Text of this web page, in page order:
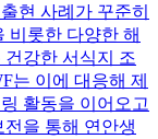
현 사례가 꾸준히
비롯한 다양한 해
강한 서식지 조
는 이에 대응해 제
활동을 이어오고
을 통해 연안생